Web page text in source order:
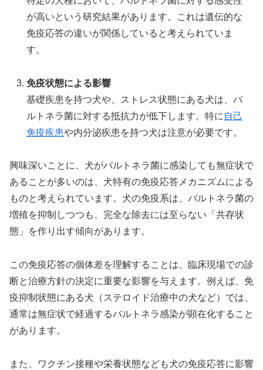
が高いという研究結果があります。これは遺伝的な
免疫応答の違いが関係していると考えられていま
す。
免疫状態による影響
基礎疾患を持つ犬や、ストレス状態にある犬は、バ
ルトネラ菌に対する抵抗力が低下します。特に 自己
免疫疾患や内分泌疾患を持つ犬は注意が必要です。
興味深いことに、犬がバルトネラ菌に感染しても無症状で
あることが多いのは、犬特有の免疫応答メカニズムによる
ものと考えられています。犬の免疫系は、バルトネラ菌の
増殖を抑制しつつも、完全な除去には至らない「共存状
態」を作り出す傾向があります。
この免疫応答の個体差を理解することは、臨床現場での診
断と治療方針の決定に重要な影響を与えます。例えば、免
疫抑制状態にある犬（ステロイド治療中の犬など）では、
通常は無症状で経過するバルトネラ感染が顕在化すること
があります。
また、ワクチン接種や栄養状態なども犬の免疫応答に影響